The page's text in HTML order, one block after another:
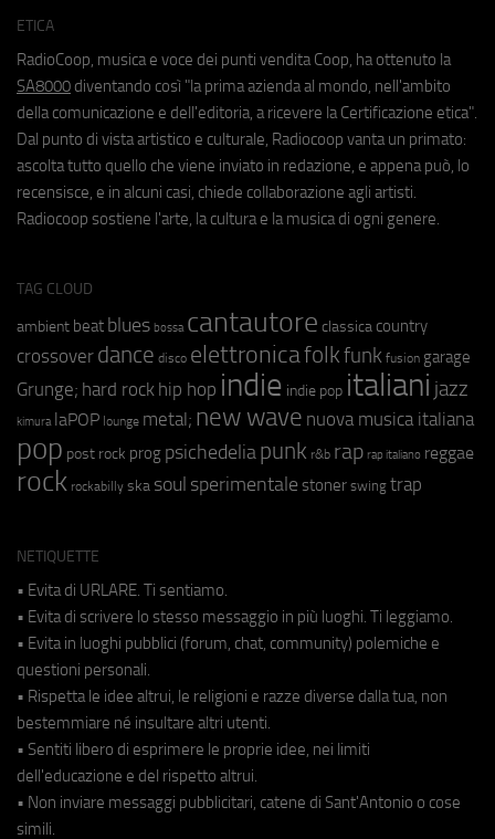
ETICA
RadioCoop, musica e voce dei punti vendita Coop, ha ottenuto la
SA8000 diventando così "la prima azienda al mondo, nell'ambito
della comunicazione e dell'editoria, a ricevere la Certificazione etica".
Dal punto di vista artistico e culturale, Radiocoop vanta un primato:
ascolta tutto quello che viene inviato in redazione, e appena può, lo
recensisce, e in alcuni casi, chiede collaborazione agli artisti.
Radiocoop sostiene l'arte, la cultura e la musica di ogni genere.
TAG CLOUD
ambient beat blues bossa cantautore classica country
crossover dance disco elettronicafolkfunk fusion garage
Grunge; hard rock hip hop indie indie pop italiani jazz
kimura laPOP lounge metal; new wave nuova musica italiana
pop post rock prog psichedeliapunk r&b rap rap italiano reggae
rock rockabilly ska soul sperimentale stoner swing trap
NETIQUETTE
• Evita di URLARE. Ti sentiamo.
• Evita di scrivere lo stesso messaggio in più luoghi. Ti leggiamo.
• Evita in luoghi pubblici (forum, chat, community) polemiche e
questioni personali.
• Rispetta le idee altrui, le religioni e razze diverse dalla tua, non
bestemmiare né insultare altri utenti.
• Sentiti libero di esprimere le proprie idee, nei limiti
dell'educazione e del rispetto altrui.
• Non inviare messaggi pubblicitari, catene di Sant'Antonio o cose
simili.